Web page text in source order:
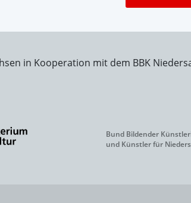
in Kooperation mit dem BBK
Bund Bildender
und Künstler für